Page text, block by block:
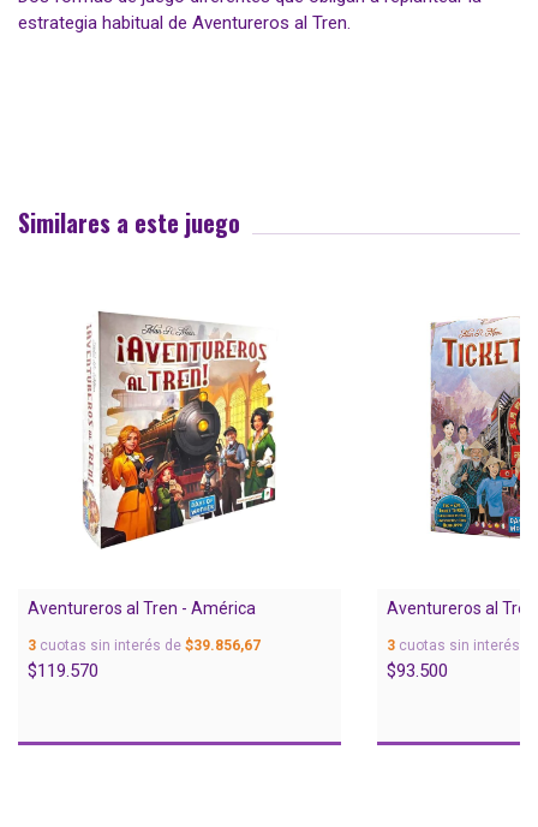
estrategia habitual de Aventureros al Tren.
Similares a este juego
Aventureros al Tren - América
3 cuotas sin interés de $39.856,67
$119.570
Aventureros al
3cuotas sin interés
$93.500